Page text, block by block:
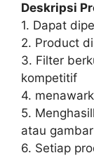
Deskripsi
1. Dapat
2. Product
3. Filter
kompetitif
4.
5.
atau gambar
6. Setiap